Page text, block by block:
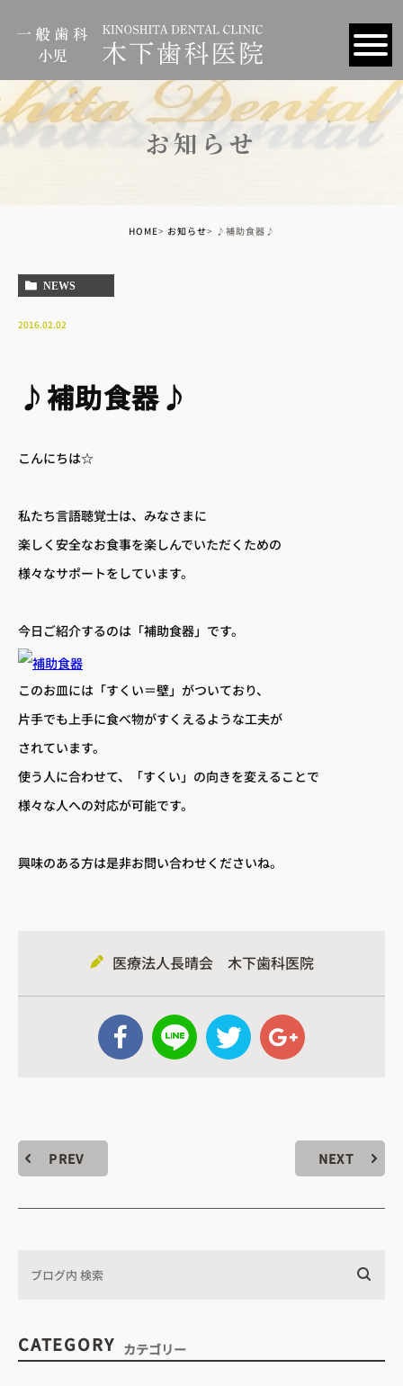
クセス – 診療時間
児歯科 – 歯周病治療
診療時間
WEB予約はこちら
電話予約はこちら
お知らせ
HOME お知らせ ♪補助食器♪
NEWS
2016.02.02
♪補助食器♪
こんにちは☆
私たち言語聴覚士は、みなさまに
楽しく安全なお食事を楽しんでいただくための
様々なサポートをしています。
今日ご紹介するのは「補助食器」です。
このお皿には「すくい＝壁」がついており、
片手でも上手に食べ物がすくえるような工夫が
されています。
使う人に合わせて、「すくい」の向きを変えることで
様々な人への対応が可能です。
興味のある方は是非お問い合わせくださいね。
医療法人長晴会 木下歯科医院
PREV NEXT
CATEGORY カテゴリー